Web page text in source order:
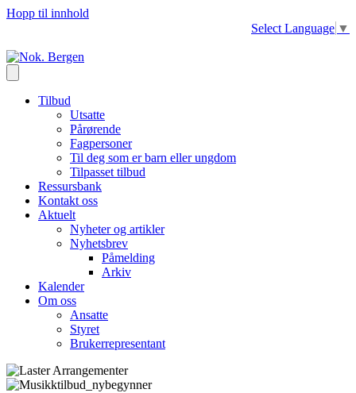
Hopp til innhold
Select Language ▼
Tilbud
Utsatte
Pårørende
Fagpersoner
Til deg som er barn eller ungdom
Tilpasset tilbud
Ressursbank
Kontakt oss
Aktuelt
Nyheter og artikler
Nyhetsbrev
Påmelding
Arkiv
Kalender
Om oss
Ansatte
Styret
Brukerrepresentant